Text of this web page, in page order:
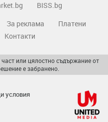
BISS.bg
За реклама
Платени
Контакти
или цялостно съдържание от
е забранено.
условия